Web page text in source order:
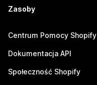
Zasoby
Centrum Pomocy Shopify
Dokumentacja API
Społeczność Shopify